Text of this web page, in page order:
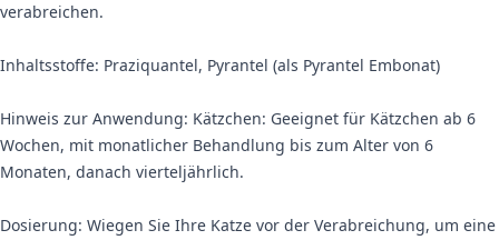
verabreichen.
Inhaltsstoffe: Praziquantel, Pyrantel (als Pyrantel Embonat)
Hinweis zur Anwendung: Kätzchen: Geeignet für Kätzchen ab 6
Wochen, mit monatlicher Behandlung bis zum Alter von 6
Monaten, danach vierteljährlich.
Dosierung: Wiegen Sie Ihre Katze vor der Verabreichung, um eine